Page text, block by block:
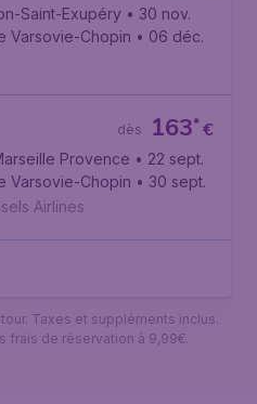
Saint-Exupéry • 30 nov.
Varsovie-Chopin • 06 déc.
€
163*
dès
Provence • 22 sept.
Varsovie-Chopin • 30 sept.
Airlines
Taxes et suppléments inclus.
frais de réservation à 9,99€.